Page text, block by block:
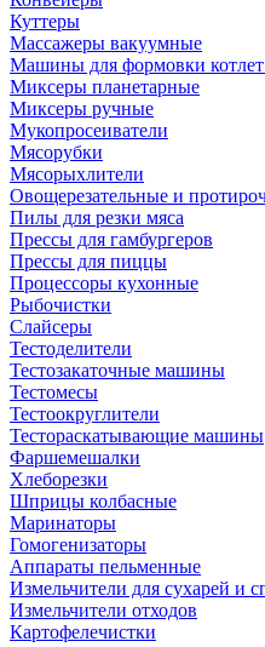
Куттеры
Массажеры вакуумные
Машины для формовки котлет
Миксеры планетарные
Миксеры ручные
Мукопросеиватели
Мясорубки
Мясорыхлители
Овощерезательные и
Пилы для резки мяса
Прессы для гамбургеров
Прессы для пиццы
Процессоры кухонные
Рыбочистки
Слайсеры
Тестоделители
Тестозакаточные машины
Тестомесы
Тестоокруглители
Тестораскатывающие машины
Фаршемешалки
Хлеборезки
Шприцы колбасные
Маринаторы
Гомогенизаторы
Аппараты пельменные
Измельчители для сухарей и
Измельчители отходов
Картофелечистки